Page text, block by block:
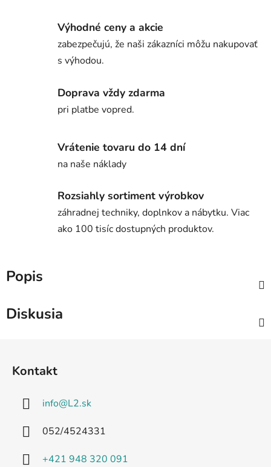
Výhodné ceny a akcie
zabezpečujú, že naši zákazníci môžu nakupovať
s výhodou.
Doprava vždy zdarma
pri platbe vopred.
Vrátenie tovaru do 14 dní
na naše náklady
Rozsiahly sortiment výrobkov
záhradnej techniky, doplnkov a nábytku. Viac
ako 100 tisíc dostupných produktov.
Popis
Diskusia
Kontakt
info@L2.sk
052/4524331
+421 948 320 091